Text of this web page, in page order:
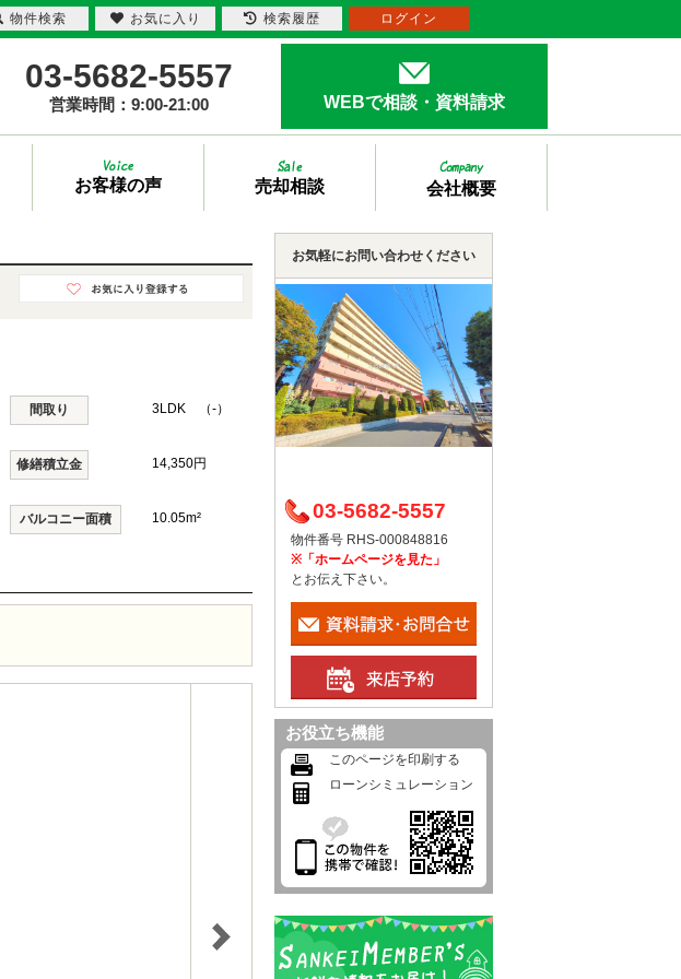
03-5682-5557
営業時間：9:00-21:00 WEBで相談・資料請求
お客様の声 売却相談 会社概要
間取り 3LDK （-）
修繕積立金 14,350円
バルコニー面積 10.05m²
お気軽にお問い合わせください
03-5682-5557
物件番号 RHS-000848816
※「ホームページを見た」
とお伝え下さい。
お役立ち機能
このページを印刷する
ローンシミュレーション
物件検索 お気に入り 検索履歴 ログイン